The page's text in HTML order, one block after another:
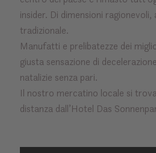
insider. Di dimensioni ragionevoli,
tradizionale.
Manufatti e prelibatezze dei
giusta sensazione di
natalizie senza pari.
Il nostro mercatino locale si
distanza dall’Hotel Das